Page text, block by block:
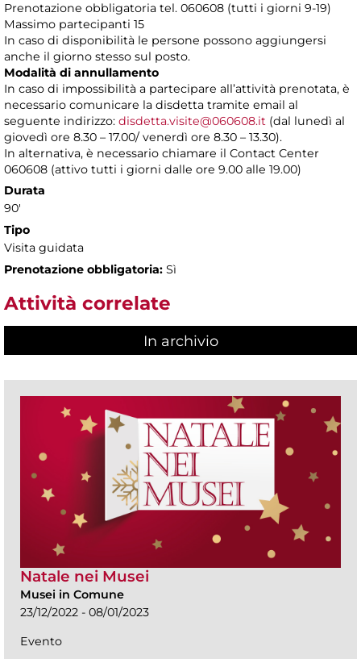
Prenotazione obbligatoria tel. 060608 (tutti i giorni 9-19)
Massimo partecipanti 15
In caso di disponibilità le persone possono aggiungersi
anche il giorno stesso sul posto.
Modalità di annullamento
In caso di impossibilità a partecipare all’attività prenotata, è
necessario comunicare la disdetta tramite email al
seguente indirizzo: disdetta.visite@060608.it (dal lunedì al
giovedì ore 8.30 – 17.00/ venerdì ore 8.30 – 13.30).
In alternativa, è necessario chiamare il Contact Center
060608 (attivo tutti i giorni dalle ore 9.00 alle 19.00)
Durata
90'
Tipo
Visita guidata
Prenotazione obbligatoria: Sì
Attività correlate
In archivio
Natale nei Musei
Musei in Comune
23/12/2022 - 08/01/2023
Evento